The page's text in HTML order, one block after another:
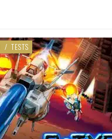
/ TESTS